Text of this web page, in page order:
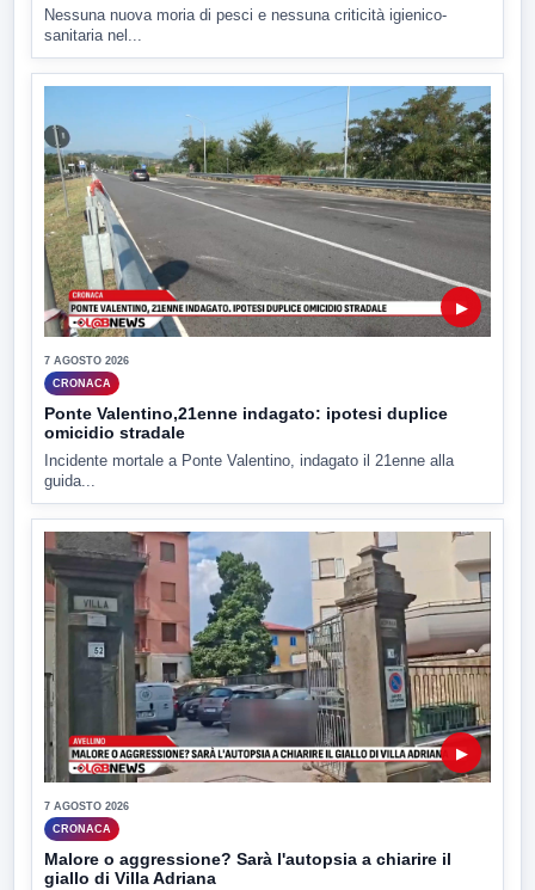
Nessuna nuova moria di pesci e nessuna criticità igienico-
sanitaria nel...
▶
7 AGOSTO 2026
CRONACA
Ponte Valentino,21enne indagato: ipotesi duplice
omicidio stradale
Incidente mortale a Ponte Valentino, indagato il 21enne alla
guida...
▶
7 AGOSTO 2026
CRONACA
Malore o aggressione? Sarà l'autopsia a chiarire il
giallo di Villa Adriana